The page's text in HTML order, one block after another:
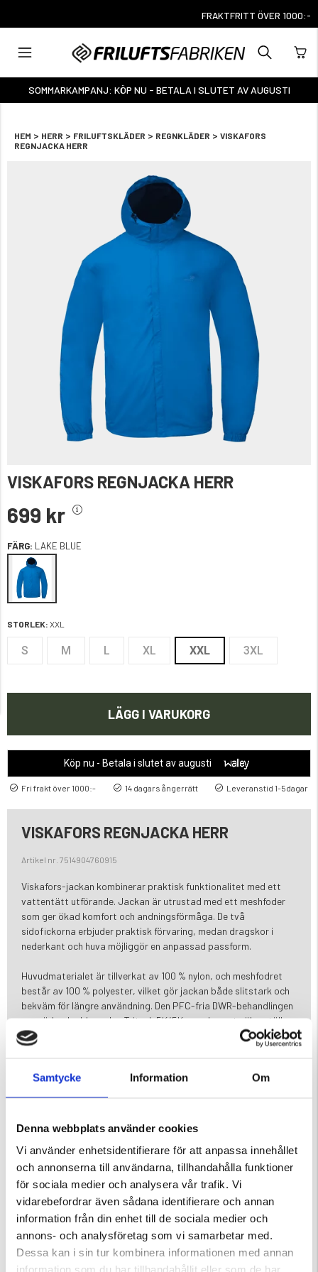
Samtycke Information Om
Denna webbplats använder cookies
Vi använder enhetsidentifierare för att anpassa innehållet
och annonserna till användarna, tillhandahålla funktioner
för sociala medier och analysera vår trafik. Vi
vidarebefordrar även sådana identifierare och annan
information från din enhet till de sociala medier och
annons- och analysföretag som vi samarbetar med.
Dessa kan i sin tur kombinera informationen med annan
information som du har tillhandahållit eller som de har
FRAKTFRITT ÖVER 1000:-
SOMMARKAMPANJ: KÖP NU - BETALA I SLUTET AV AUGUSTI
HEM > HERR > FRILUFTSKLÄDER > REGNKLÄDER > VISKAFORS
REGNJACKA HERR
VISKAFORS REGNJACKA HERR
699 kr
FÄRG: LAKE BLUE
STORLEK: XXL
S M L XL XXL 3XL
LÄGG I VARUKORG
Köp nu - Betala i slutet av augusti
Fri frakt över 1000:- 14 dagars ångerrätt Leveranstid 1-5dagar
VISKAFORS REGNJACKA HERR
Artikel nr. 7514904760915
Viskafors-jackan kombinerar praktisk funktionalitet med ett
vattentätt utförande. Jackan är utrustad med ett meshfoder
som ger ökad komfort och andningsförmåga. De två
sidofickorna erbjuder praktisk förvaring, medan dragskor i
nederkant och huva möjliggör en anpassad passform.
Huvudmaterialet är tillverkat av 100 % nylon, och meshfodret
består av 100 % polyester, vilket gör jackan både slitstark och
bekväm för längre användning. Den PFC-fria DWR-behandlingen
ger väderskydd, medan Tritech 5K/5K-membranet säkerställer
vattentäthet upp till 5000 mm och en andningsförmåga på
5000 g/m²/24h.
Tejpade sömmar och en vindtät konstruktion ger ytterligare
skydd mot väder och vind, vilket gör Viskafors-jackan till ett
stadens gator eller vandrar i naturen, erbjuder denna jacka
och skyddad mot regn.
Varumärke